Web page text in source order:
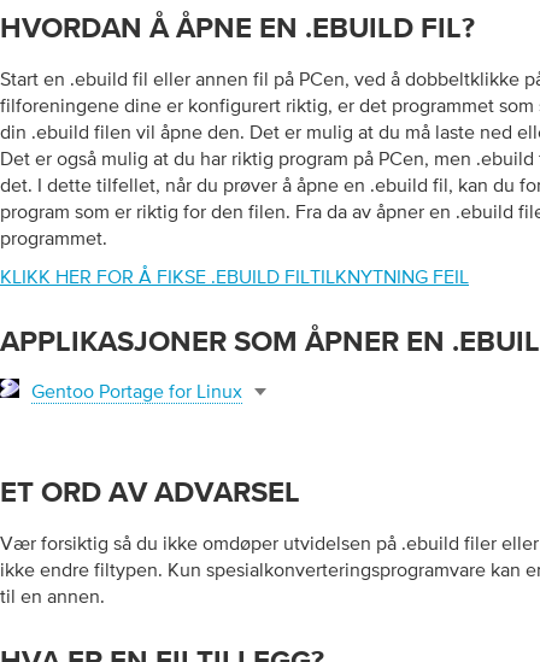
HVORDAN Å ÅPNE EN .EBUILD FIL?
Start en .ebuild fil eller annen fil på PCen, ved å dobbeltklikke
filforeningene dine er konfigurert riktig, er det programmet som
din .ebuild filen vil åpne den. Det er mulig at du må laste ned
Det er også mulig at du har riktig program på PCen, men
det. I dette tilfellet, når du prøver å åpne en .ebuild fil, kan du
program som er riktig for den filen. Fra da av åpner en .ebuild
programmet.
KLIKK HER FOR Å FIKSE .EBUILD FILTILKNYTNING FEIL
APPLIKASJONER SOM ÅPNER EN
Gentoo Portage for Linux
ET ORD AV ADVARSEL
Vær forsiktig så du ikke omdøper utvidelsen på .ebuild filer
ikke endre filtypen. Kun spesialkonverteringsprogramvare kan
til en annen.